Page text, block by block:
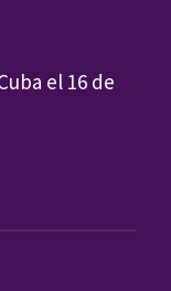
el 16 de